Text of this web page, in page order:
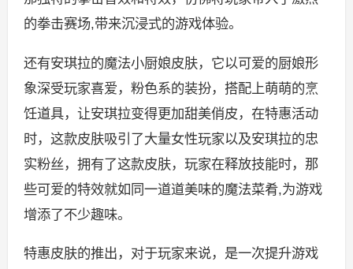
的拳击赛场,带来沉浸式的游戏体验。
还有安琪拉的魔法小厨娘皮肤，它以可爱的厨娘形
象深受玩家喜爱，粉色系的装扮，搭配上萌萌的烹
饪道具，让安琪拉变得更加甜美俏皮，在特惠活动
时，这款皮肤吸引了大量女性玩家以及安琪拉的忠
实粉丝，拥有了这款皮肤，玩家在释放技能时，那
些可爱的特效就如同一道道美味的魔法菜肴,为游戏
增添了不少趣味。
特惠皮肤的推出，对于玩家来说，是一次提升游戏